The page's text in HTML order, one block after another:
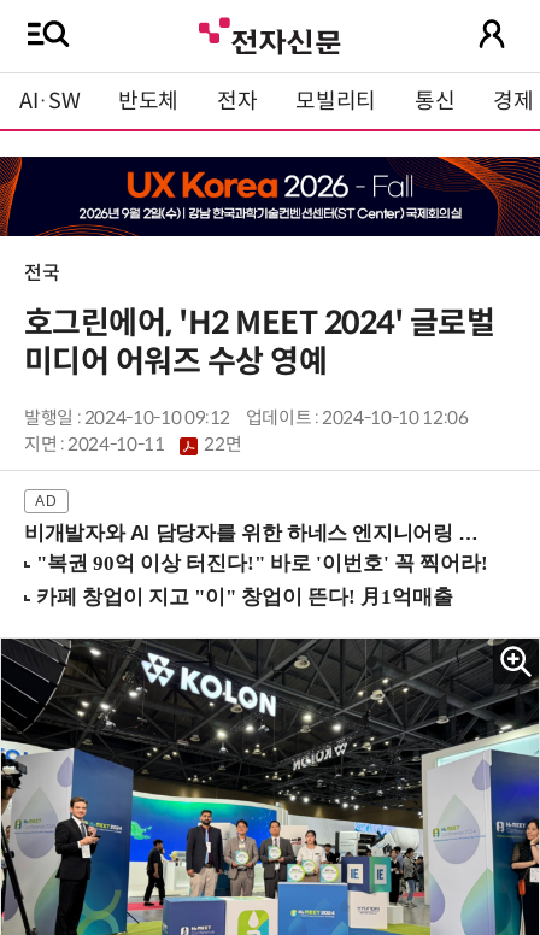
AI·SW 반도체 전자 모빌리티 통신 경제
전국
호그린에어, 'H2 MEET 2024' 글로벌
미디어 어워즈 수상 영예
발행일 : 2024-10-10 09:12
업데이트 : 2024-10-10 12:06
지면 :2024-10-11 22면
비개발자와 AI 담당자를 위한 하네스 엔지니어링 입문과정 (8/20 신논현역)